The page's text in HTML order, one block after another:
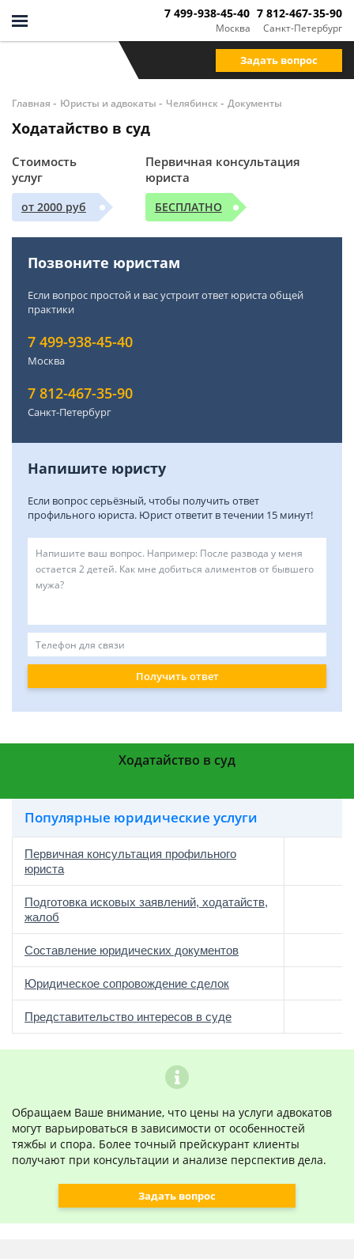
Москва
7 499-938-45-40
Санкт-Петербург
7 812-467-35-90
Задать вопрос
Главная - Юристы и адвокаты - Челябинск- Документы
Ходатайство в суд
Стоимость
услуг
от 2000 руб
Первичная консультация
юриста
БЕСПЛАТНО
Позвоните юристам
Если вопрос простой и вас устроит ответ юриста общей
практики
7 499-938-45-40
Москва
7 812-467-35-90
Санкт-Петербург
Напишите юристу
Если вопрос серьёзный, чтобы получить ответ
профильного юриста. Юрист ответит в течении 15 минут!
Получить ответ
Ходатайство в суд
Популярные юридические услуги
Первичная консультация профильного
юриста
Подготовка исковых заявлений, ходатайств,
жалоб
Составление юридических документов
Юридическое сопровождение сделок
Представительство интересов в суде
Обращаем Ваше внимание, что цены на услуги адвокатов
могут варьироваться в зависимости от особенностей
тяжбы и спора. Более точный прейскурант клиенты
получают при консультации и анализе перспектив дела.
Задать вопрос